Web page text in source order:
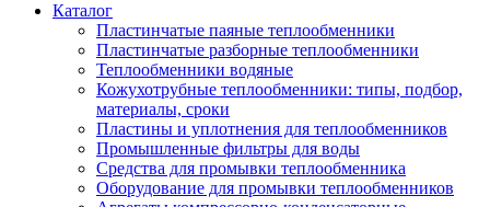
Каталог
Пластинчатые паяные теплообменники
Пластинчатые разборные теплообменники
Теплообменники водяные
Кожухотрубные теплообменники: типы, подбор,
материалы, сроки
Пластины и уплотнения для теплообменников
Промышленные фильтры для воды
Средства для промывки теплообменника
Оборудование для промывки теплообменников